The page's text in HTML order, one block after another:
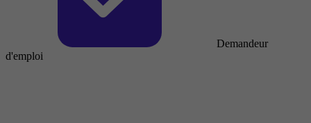
Demandeur
d'emploi